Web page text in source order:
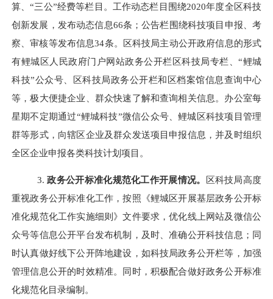
算、“三公”经费等栏目。工作动态栏目围绕2020年度全区科技
创新发展，发布动态信息66条；公告栏围绕科技项目申报、考
察、审核等发布信息34条。区科技局主动公开政府信息的形式
有鲤城区人民政府门户网站政务公开栏区科技局专栏、“鲤城
科技”公众号、区科技局政务公开栏和区档案馆信息查询中心
等，极大便捷企业、群众快速了解和查询相关信息。办公室每
星期不定期通过“鲤城科技”微信公众号、鲤城区科技项目管理
群等形式，向辖区企业及群众发送项目申报信息，并及时组织
全区企业申报各类科技计划项目。
3.政务公开标准化规范化工作开展情况。 区科技局高度
重视政务公开标准化工作，按照《鲤城区开展基层政务公开标
准化规范化工作实施细则》文件要求，优化线上网站及微信公
众号等信息公开平台发布机制，及时、准确公开科技信息；同
时认真做好线下公开阵地建设，如科技局政务公开栏等，加强
管理信息公开的时效精准。同时，积极配合做好政务公开标准
化规范化目录编制。